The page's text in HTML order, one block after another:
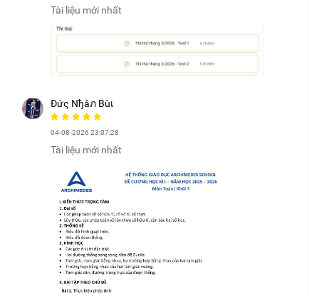
Tài liệu mới nhất
Đứς Nђâภ Bùเ
04-08-2026 23:07:28
Tài liệu mới nhất